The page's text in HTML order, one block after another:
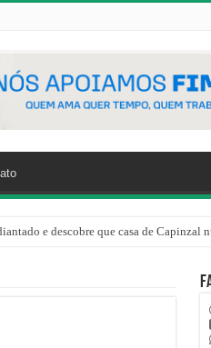
e descobre que casa de Capinzal